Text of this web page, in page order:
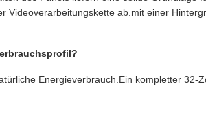
Videoverarbeitungskette ab.mit einer
Energieverbrauch.Ein kompletter